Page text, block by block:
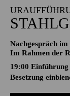
Nachgespräch
Im Rahmen der
19:00 Einführung
Besetzung